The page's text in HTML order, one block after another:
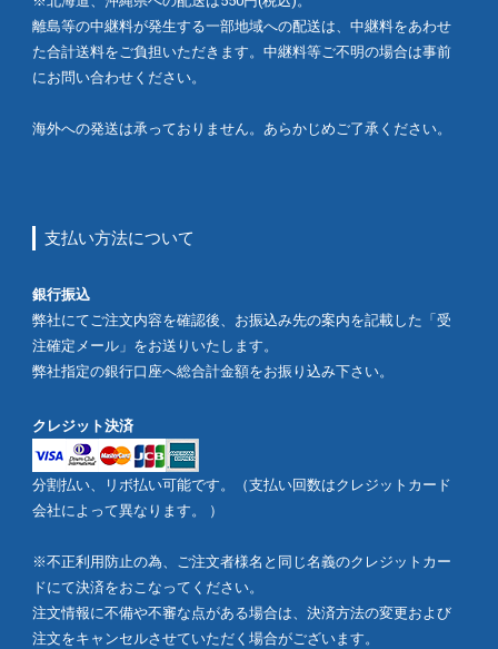
離島等の中継料が発生する一部地域への配送は、中継料をあわせ
た合計送料をご負担いただきます。中継料等ご不明の場合は事前
にお問い合わせください。
海外への発送は承っておりません。あらかじめご了承ください。
支払い方法について
銀行振込
弊社にてご注文内容を確認後、お振込み先の案内を記載した「受
注確定メール」をお送りいたします。
弊社指定の銀行口座へ総合計金額をお振り込み下さい。
クレジット決済
分割払い、リボ払い可能です。（支払い回数はクレジットカード
会社によって異なります。 ）
※不正利用防止の為、ご注文者様名と同じ名義のクレジットカー
ドにて決済をおこなってください。
注文情報に不備や不審な点がある場合は、決済方法の変更および
注文をキャンセルさせていただく場合がございます。